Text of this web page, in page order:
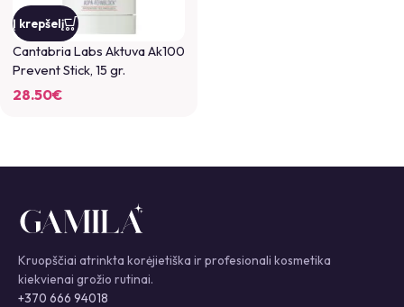
Į krepšelį
Cantabria Labs Aktuva Ak100
Prevent Stick, 15 gr.
28.50€
Kruopščiai atrinkta korėjietiška ir profesionali kosmetika
kiekvienai grožio rutinai.
+370 666 94018